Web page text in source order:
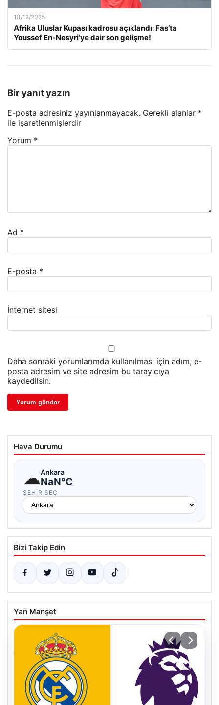
13/12/2025
Afrika Uluslar Kupası kadrosu açıklandı: Fas’ta
Youssef En-Nesyri’ye dair son gelişme!
Bir yanıt yazın
E-posta adresiniz yayınlanmayacak. Gerekli alanlar *
ile işaretlenmişlerdir
Yorum *
Ad *
E-posta *
İnternet sitesi
Daha sonraki yorumlarımda kullanılması için adım, e-
posta adresim ve site adresim bu tarayıcıya
kaydedilsin.
Hava Durumu
☁Ankara
NaN°C
ŞEHIR SEÇ
Bizi Takip Edin
Yan Manşet